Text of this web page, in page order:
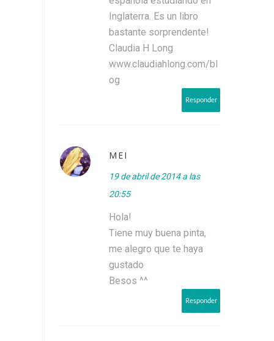
Inglaterra. Es un libro
bastante sorprendente!
Claudia H Long
www.claudiahlong.com/bl
og
Responder
MEI
19 de abril de 2014 a las
20:55
Hola!
Tiene muy buena pinta,
me alegro que te haya
gustado
Besos ^^
Responder